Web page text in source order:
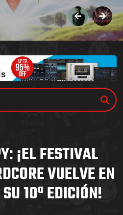
¡EL FESTIVAL
VUELVE EN
10ª EDICIÓN!